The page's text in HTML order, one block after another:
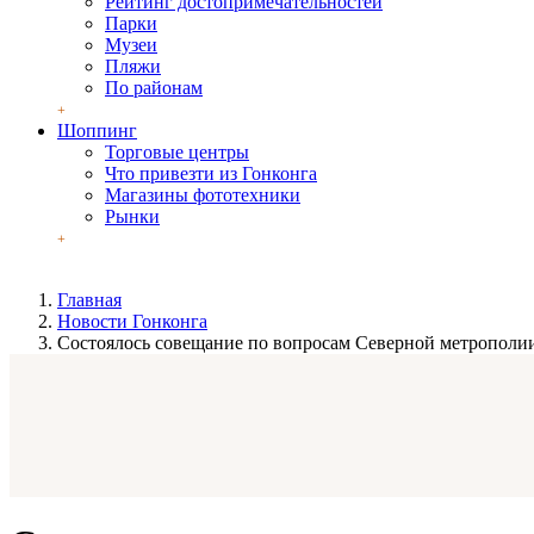
Парки
Музеи
Пляжи
По районам
Шоппинг
Торговые центры
Что привезти из Гонконга
Магазины фототехники
Рынки
Главная
Новости Гонконга
Состоялось совещание по вопросам Северной